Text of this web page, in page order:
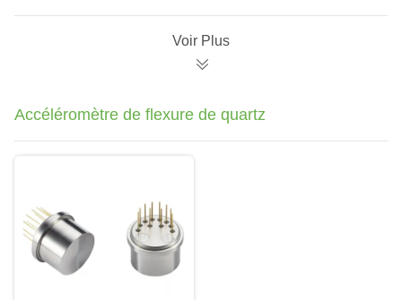
d'accéléromètre d'IMU
Voir Plus
Accéléromètre de flexure de quartz